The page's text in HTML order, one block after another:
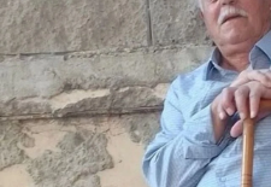
Daday Haberleri
Devrekani Haberleri
Doğanyurt Haberleri